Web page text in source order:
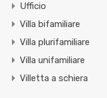
Ufficio
Villa bifamiliare
Villa plurifamiliare
Villa unifamiliare
Villetta a schiera